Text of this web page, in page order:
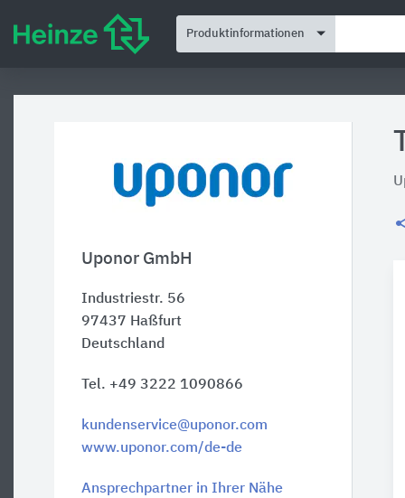
Produktinformationen
Uponor GmbH
Industriestr. 56
97437 Haßfurt
Deutschland
Tel. +49 3222 1090866
kundenservice@uponor.com
www.uponor.com/de-de
Ansprechpartner in Ihrer Nähe